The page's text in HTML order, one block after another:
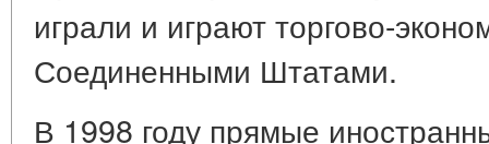
играли и играют торгово-
Соединенными Штатами.
В 1998 году прямые